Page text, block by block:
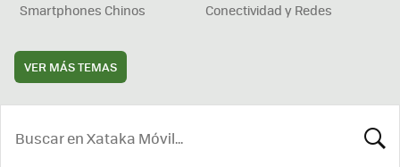
Smartphones Chinos
Conectividad y Redes
VER MÁS TEMAS